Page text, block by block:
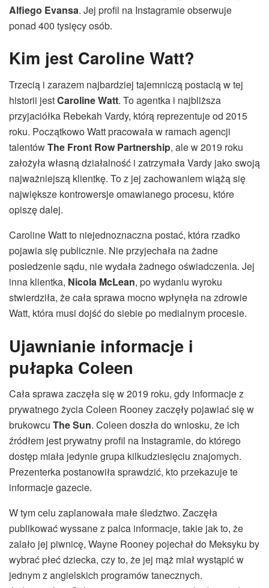
Alfiego Evansa. Jej profil na Instagramie obserwuje
ponad 400 tysięcy osób.
Kim jest Caroline Watt?
Trzecią i zarazem najbardziej tajemniczą postacią w tej
historii jestCaroline Watt. To agentka i najbliższa
przyjaciółka Rebekah Vardy, którą reprezentuje od 2015
roku. Początkowo Watt pracowała w ramach agencji
talentówThe Front Row Partnership, ale w 2019 roku
założyła własną działalność i zatrzymała Vardy jako swoją
najważniejszą klientkę. To z jej zachowaniem wiążą się
największe kontrowersje omawianego procesu, które
opiszę dalej.
Caroline Watt to niejednoznaczna postać, która rzadko
pojawia się publicznie. Nie przyjechała na żadne
posiedzenie sądu, nie wydała żadnego oświadczenia. Jej
inna klientka, Nicola McLean, po wydaniu wyroku
stwierdziła, że cała sprawa mocno wpłynęła na zdrowie
Watt, która musi dojść do siebie po medialnym procesie.
Ujawnianie informacje i
pułapka Coleen
Cała sprawa zaczęła się w 2019 roku, gdy informacje z
prywatnego życia Coleen Rooney zaczęły pojawiać się w
brukowcu The Sun. Coleen doszła do wniosku, że ich
źródłem jest prywatny profil na Instagramie, do którego
dostęp miała jedynie grupa kilkudziesięciu znajomych.
Prezenterka postanowiła sprawdzić, kto przekazuje te
informacje gazecie.
W tym celu zaplanowała małe śledztwo. Zaczęła
publikować wyssane z palca informacje, takie jak to, że
zalało jej piwnicę, Wayne Rooney pojechał do Meksyku by
wybrać płeć dziecka, czy to, że jej mąż miał wystąpić w
jednym z angielskich programów tanecznych.